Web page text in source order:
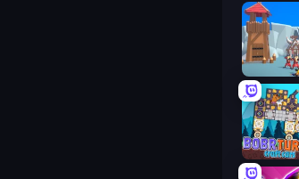
North War
Bobr